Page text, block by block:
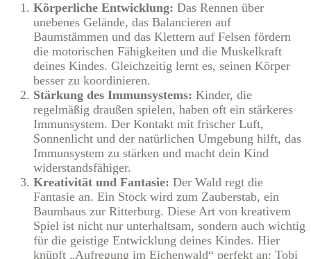
Körperliche Entwicklung: Das Rennen über
unebenes Gelände, das Balancieren auf
Baumstämmen und das Klettern auf Felsen fördern
die motorischen Fähigkeiten und die Muskelkraft
deines Kindes. Gleichzeitig lernt es, seinen Körper
besser zu koordinieren.
Stärkung des Immunsystems: Kinder, die
regelmäßig draußen spielen, haben oft ein stärkeres
Immunsystem. Der Kontakt mit frischer Luft,
Sonnenlicht und der natürlichen Umgebung hilft, das
Immunsystem zu stärken und macht dein Kind
widerstandsfähiger.
Kreativität und Fantasie: Der Wald regt die
Fantasie an. Ein Stock wird zum Zauberstab, ein
Baumhaus zur Ritterburg. Diese Art von kreativem
Spiel ist nicht nur unterhaltsam, sondern auch wichtig
für die geistige Entwicklung deines Kindes. Hier
knüpft „Aufregung im Eichenwald“ perfekt an: Tobi